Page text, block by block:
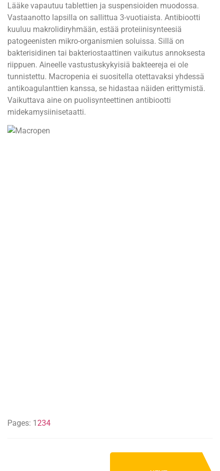
Lääke vapautuu tablettien ja suspensioiden muodossa.
Vastaanotto lapsilla on sallittua 3-vuotiaista. Antibiootti
kuuluu makrolidiryhmään, estää proteiinisynteesiä
patogeenisten mikro-organismien soluissa. Sillä on
bakterisidinen tai bakteriostaattinen vaikutus annoksesta
riippuen. Aineelle vastustuskykyisiä bakteereja ei ole
tunnistettu. Macropenia ei suositella otettavaksi yhdessä
antikoagulanttien kanssa, se hidastaa näiden erittymistä.
Vaikuttava aine on puolisynteettinen antibiootti
midekamysiinisetaatti.
Pages: 1234